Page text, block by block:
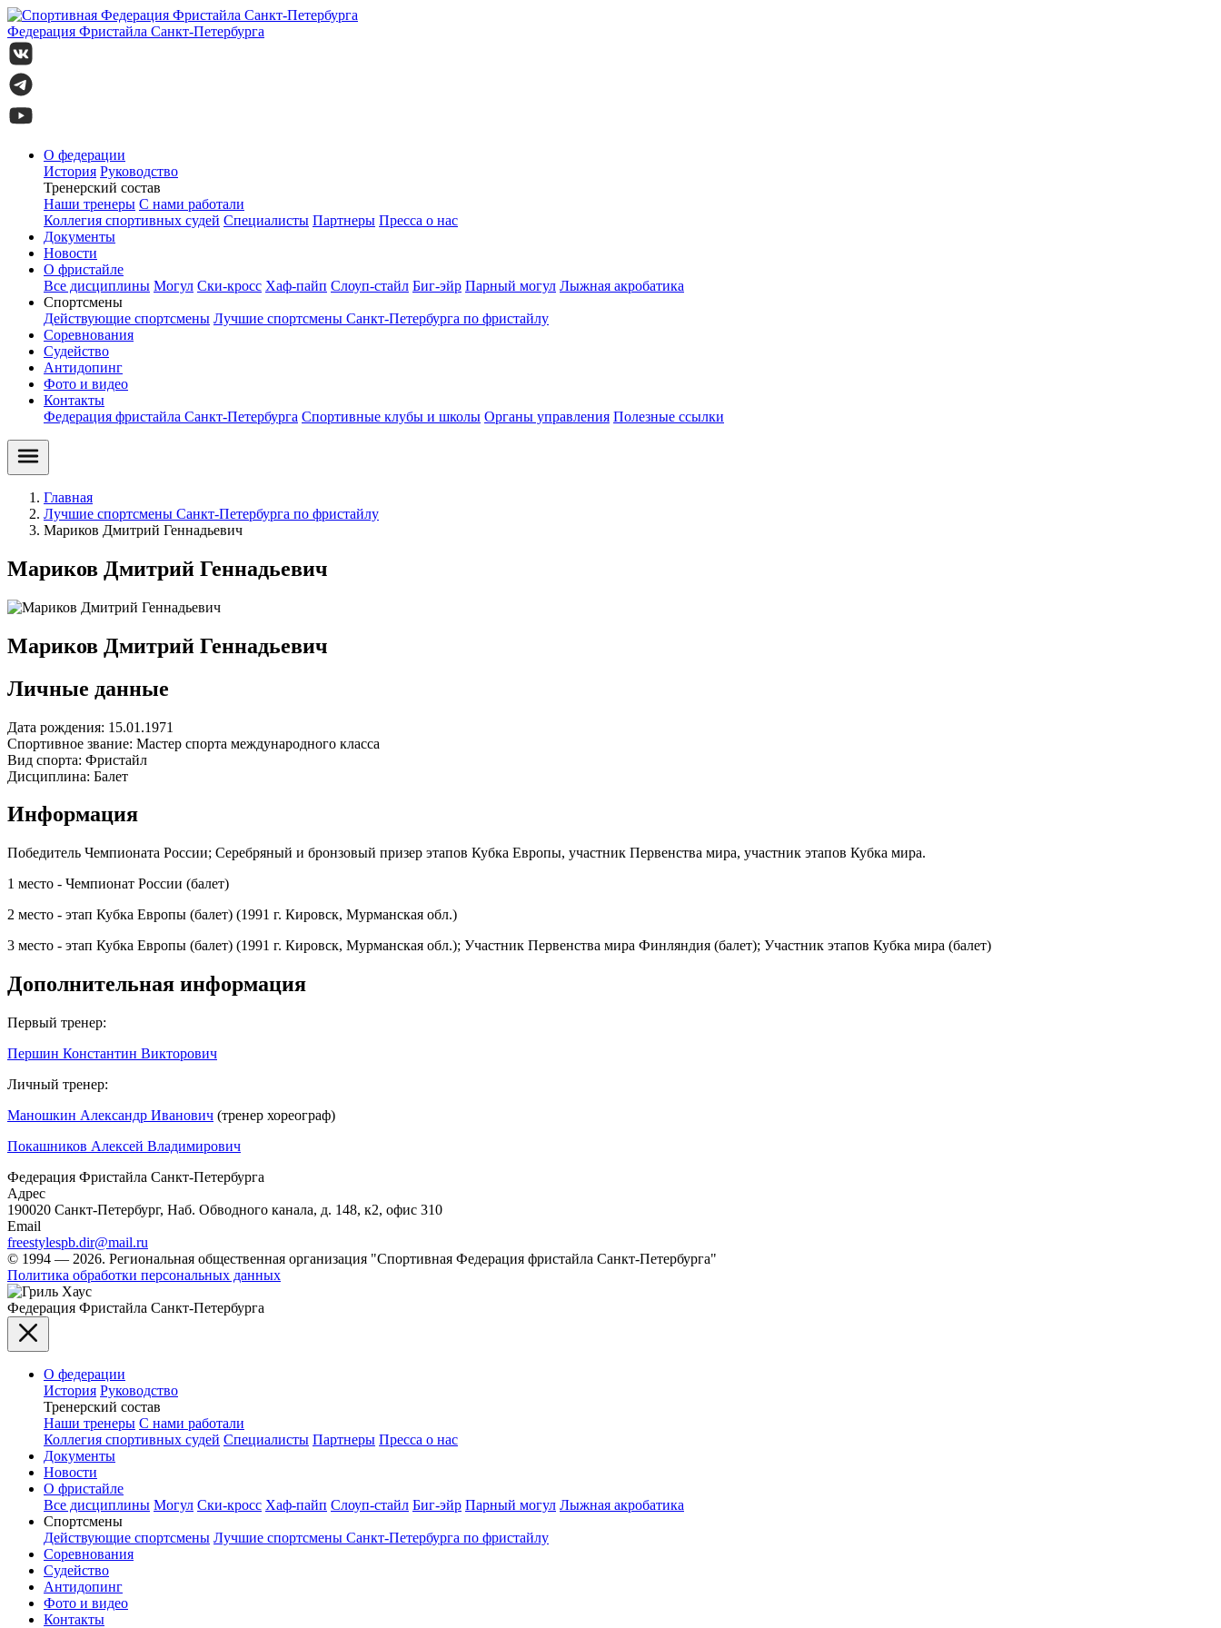
Федерация Фристайла Санкт-Петербурга
О федерации
История Руководство
Тренерский состав
Наши тренеры С нами работали
Коллегия спортивных судей Специалисты Партнеры Пресса о нас
Документы
Новости
О фристайле
Все дисциплины Могул Ски-кросс Хаф-пайп Слоуп-стайл Биг-эйр Парный могул Лыжная акробатика
Спортсмены
Действующие спортсмены Лучшие спортсмены Санкт-Петербурга по фристайлу
Соревнования
Судейство
Антидопинг
Фото и видео
Контакты
Федерация фристайла Санкт-Петербурга Спортивные клубы и школы Органы управления Полезные ссылки
Главная
Лучшие спортсмены Санкт-Петербурга по фристайлу
Мариков Дмитрий Геннадьевич
Мариков Дмитрий Геннадьевич
Мариков Дмитрий Геннадьевич
Личные данные
Дата рождения: 15.01.1971
Спортивное звание: Мастер спорта международного класса
Вид спорта: Фристайл
Дисциплина: Балет
Информация
Победитель Чемпионата России; Серебряный и бронзовый призер этапов Кубка Европы, участник Первенства мира, участник этапов Кубка мира.
1 место - Чемпионат России (балет)
2 место - этап Кубка Европы (балет) (1991 г. Кировск, Мурманская обл.)
3 место - этап Кубка Европы (балет) (1991 г. Кировск, Мурманская обл.); Участник Первенства мира Финляндия (балет); Участник этапов Кубка мира (балет)
Дополнительная информация
Первый тренер:
Першин Константин Викторович
Личный тренер:
Маношкин Александр Иванович (тренер хореограф)
Покашников Алексей Владимирович
Федерация Фристайла Санкт-Петербурга
Адрес
190020 Санкт-Петербург, Наб. Обводного канала, д. 148, к2, офис 310
Email
freestylespb.dir@mail.ru
© 1994 — 2026. Региональная общественная организация "Спортивная Федерация фристайла Санкт-Петербурга"
Политика обработки персональных данных
Федерация Фристайла Санкт-Петербурга
О федерации
История Руководство
Тренерский состав
Наши тренеры С нами работали
Коллегия спортивных судей Специалисты Партнеры Пресса о нас
Документы
Новости
О фристайле
Все дисциплины Могул Ски-кросс Хаф-пайп Слоуп-стайл Биг-эйр Парный могул Лыжная акробатика
Спортсмены
Действующие спортсмены Лучшие спортсмены Санкт-Петербурга по фристайлу
Соревнования
Судейство
Антидопинг
Фото и видео
Контакты